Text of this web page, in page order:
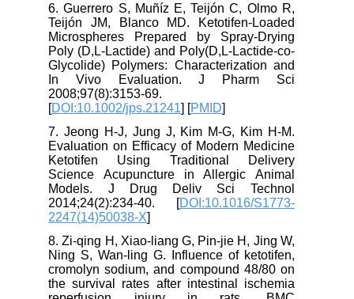
6. Guerrero S, Muñíz E, Teijón C, Olmo R,
Teijón JM, Blanco MD. Ketotifen-Loaded
Microspheres Prepared by Spray-Drying
Poly (D,L-Lactide) and Poly(D,L-Lactide-co-
Glycolide) Polymers: Characterization and
In Vivo Evaluation. J Pharm Sci
2008;97(8):3153-69.
[DOI:10.1002/jps.21241] [PMID
7. Jeong H-J, Jung J, Kim M-G, Kim H-M.
Evaluation on Efficacy of Modern Medicine
Ketotifen Using Traditional Delivery
Science Acupuncture in Allergic Animal
Models. J Drug Deliv Sci Technol
2014;24(2):234-40. [DOI:10.1016/S1773-
2247(14)50038-X
8. Zi-qing H, Xiao-liang G, Pin-jie H, Jing W,
Ning S, Wan-ling G. Influence of ketotifen,
cromolyn sodium, and compound 48/80 on
the survival rates after intestinal ischemia